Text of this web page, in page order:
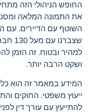
החופש הניהולי הזה
את התמונה המלאה
השוטף עם הדיירים. עם
למהיר ובטוח. זה הזמן
ושקט הרבה יותר.
המידע במאמר זה הוא
ייעוץ משפטי. החוקים
להתייעץ עם עורך דין